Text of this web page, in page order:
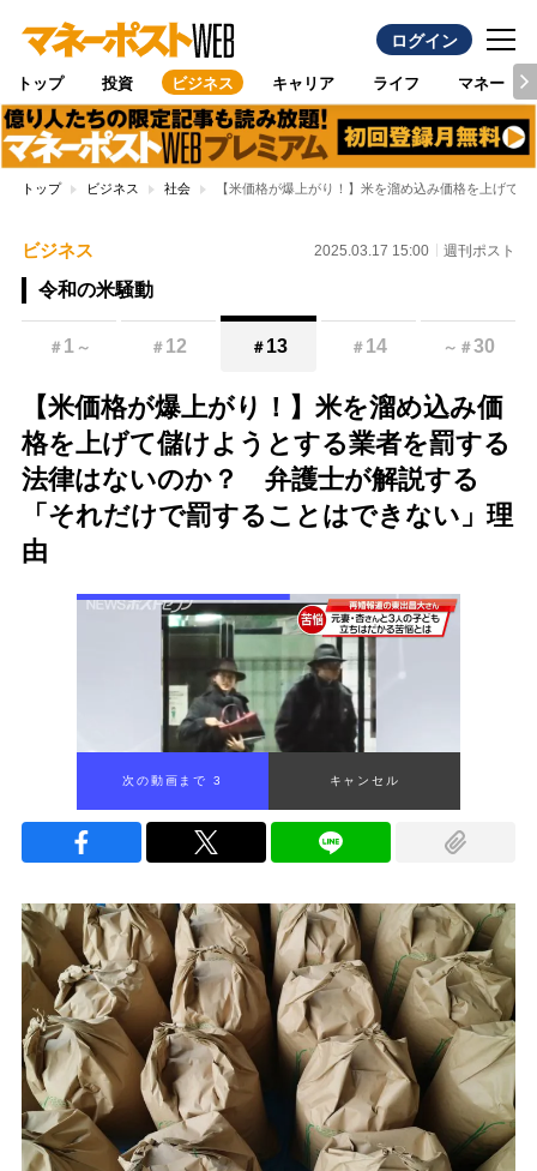
ログイン
トップ 投資 ビジネス キャリア ライフ マネー
トップ ビジネス 社会 【米価格が爆上がり！】米を溜め込み価格を上げて
ビジネス 2025.03.17 15:00 週刊ポスト
令和の米騒動
＃ 1 ～ ＃ 12 ＃ 13 ＃ 14 ～ ＃30
【米価格が爆上がり！】米を溜め込み価
格を上げて儲けようとする業者を罰する
法律はないのか？ 弁護士が解説する
「それだけで罰することはできない」理
由
次の動画まで 2 キャンセル